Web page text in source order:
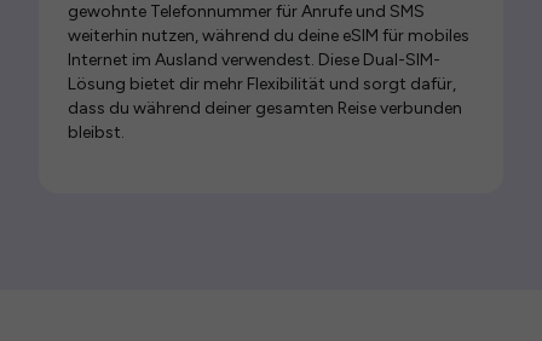
gewohnte Telefonnummer für Anrufe und SMS
weiterhin nutzen, während du deine eSIM für mobiles
Internet im Ausland verwendest. Diese Dual-SIM-
Lösung bietet dir mehr Flexibilität und sorgt dafür,
dass du während deiner gesamten Reise verbunden
bleibst.